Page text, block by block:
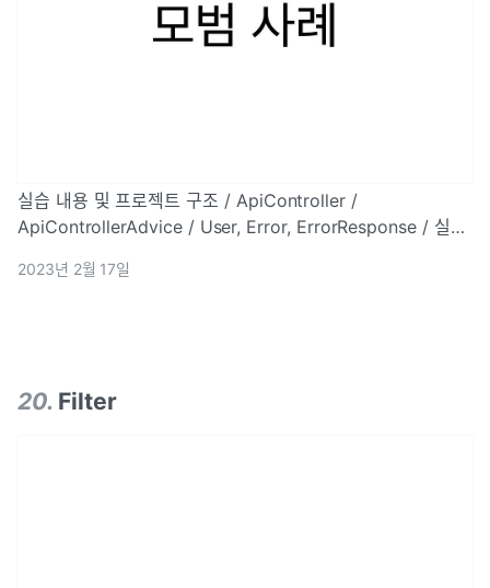
실습 내용 및 프로젝트 구조 / ApiController /
ApiControllerAdvice / User, Error, ErrorResponse / 실행
2023년 2월 17일
20. Filter